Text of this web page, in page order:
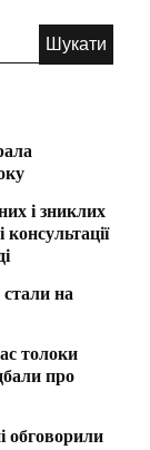
і зниклих
на
толоки
про
обговорили